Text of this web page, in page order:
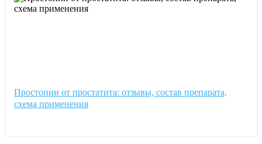
Простопин от простатита: отзывы, состав препарата,
схема применения